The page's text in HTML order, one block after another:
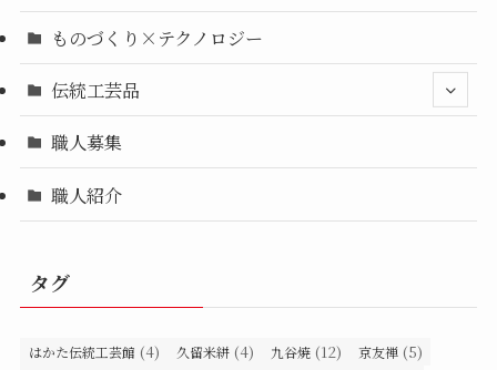
ものづくり×テクノロジー
伝統工芸品
職人募集
職人紹介
タグ
はかた伝統工芸館 (4) 久留米絣 (4) 九谷焼 (12) 京友禅 (5)